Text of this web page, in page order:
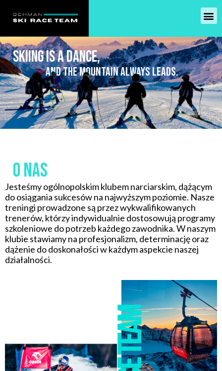
SKIING IS A DANCE,
AND THE MOUNTAIN ALWAYS LEADS.
o nas
Jesteśmy ogólnopolskim klubem narciarskim, dążącym
do osiągania sukcesów na najwyższym poziomie. Nasze
treningi prowadzone są przez wykwalifikowanych
trenerów, którzy indywidualnie dostosowują programy
szkoleniowe do potrzeb każdego zawodnika. W naszym
klubie stawiamy na profesjonalizm, determinację oraz
dążenie do doskonałości w każdym aspekcie naszej
działalności.